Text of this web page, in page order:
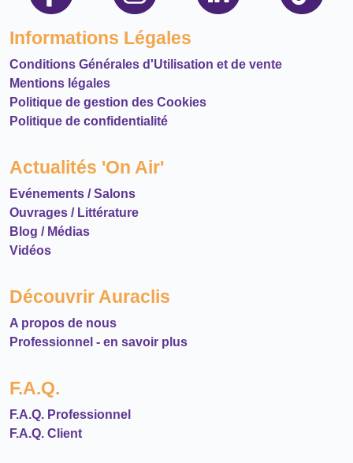
Informations Légales
Conditions Générales d'Utilisation et de vente
Mentions légales
Politique de gestion des Cookies
Politique de confidentialité
Actualités 'On Air'
Evénements / Salons
Ouvrages / Littérature
Blog / Médias
Vidéos
Découvrir Auraclis
A propos de nous
Professionnel - en savoir plus
F.A.Q.
F.A.Q. Professionnel
F.A.Q. Client